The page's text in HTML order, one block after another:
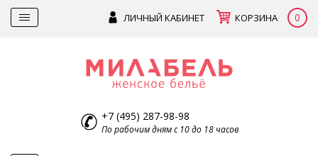
ЛИЧНЫЙ КАБИНЕТ КОРЗИНА 0
+7 (495) 287-98-98
По рабочим дням с 10 до 18 часов